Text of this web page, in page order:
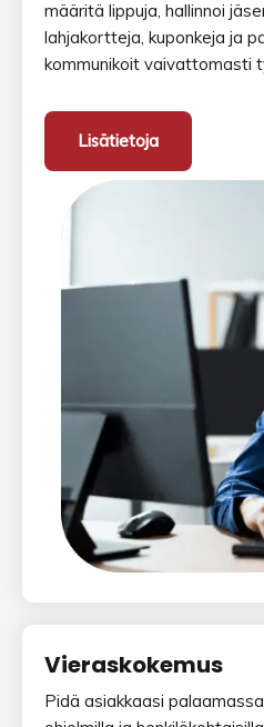
määritä lippuja, hallinnoi
lahjakortteja, kuponkeja ja
kommunikoit vaivattomasti
Lisätietoja
Vieraskokemus
Pidä asiakkaasi